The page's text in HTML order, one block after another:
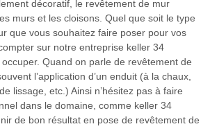
décoratif, le revêtement de mur
murs et les cloisons. Quel que soit le type
que vous souhaitez faire poser pour vos
sur notre entreprise keller 34
occuper. Quand on parle de revêtement de
l’application d’un enduit (à la chaux,
lissage, etc.) Ainsi n’hésitez pas à faire
dans le domaine, comme keller 34
de bon résultat en pose de revêtement de